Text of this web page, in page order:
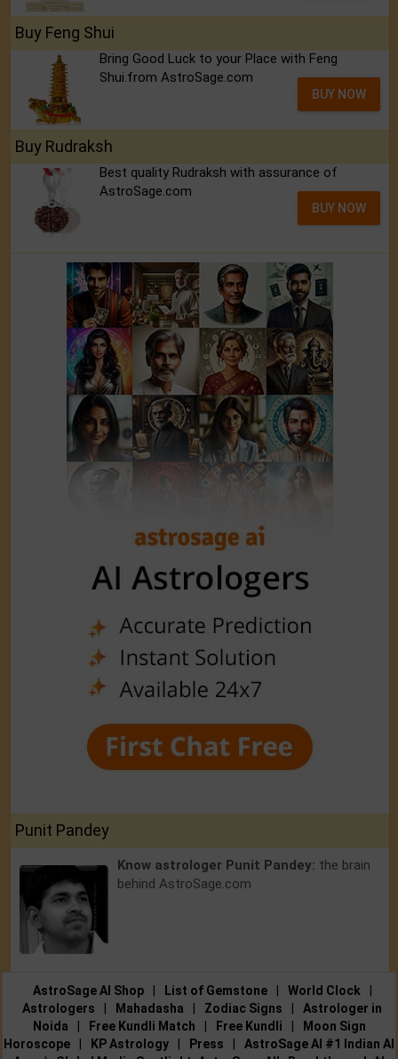
Buy Feng Shui
Bring Good Luck to your Place with Feng
Shui.from AstroSage.com
BUY NOW
Buy Rudraksh
Best quality Rudraksh with assurance of
AstroSage.com
BUY NOW
Punit Pandey
Know astrologer Punit Pandey: the brain
behind AstroSage.com
AstroSage AI Shop | List of Gemstone | World Clock
|
Astrologers
| Mahadasha | Zodiac Signs |
Astrologer in
Noida
| Free Kundli Match | Free Kundli |
Moon Sign
Horoscope
| KP Astrology | Press |
AstroSage AI #1 Indian AI